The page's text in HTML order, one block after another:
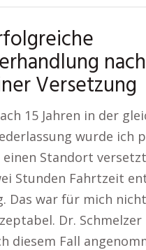
nach
Versetzung
15 Jahren in der
wurde ich
einen Standort
Stunden Fahrtzeit
Das war für mich nicht
Dr. Schmelzer
diesem Fall